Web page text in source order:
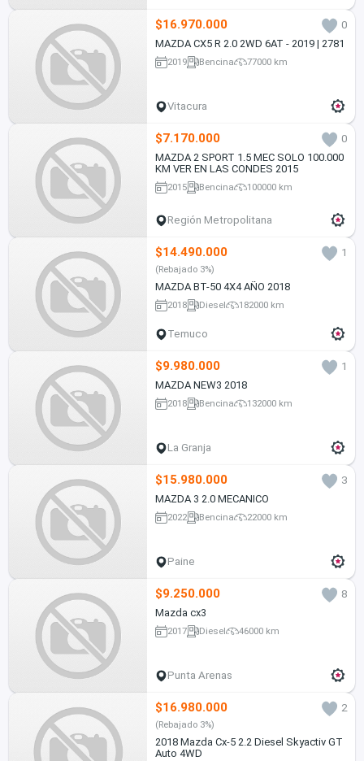
$16.970.000
0
MAZDA CX5 R 2.0 2WD 6AT - 2019 | 2781
2019 Bencina 77000 km
Vitacura
$7.170.000
0
MAZDA 2 SPORT 1.5 MEC SOLO 100.000
KM VER EN LAS CONDES 2015
2015 Bencina 100000 km
Región Metropolitana
$14.490.000 1
(Rebajado 3%)
MAZDA BT-50 4X4 AÑO 2018
2018 Diesel 182000 km
Temuco
$9.980.000
1
MAZDA NEW3 2018
2018 Bencina 132000 km
La Granja
$15.980.000
3
MAZDA 3 2.0 MECANICO
2022 Bencina 22000 km
Paine
$9.250.000
8
Mazda cx3
2017 Diesel 46000 km
Punta Arenas
$16.980.000 2
(Rebajado 3%)
2018 Mazda Cx-5 2.2 Diesel Skyactiv GT
Auto 4WD